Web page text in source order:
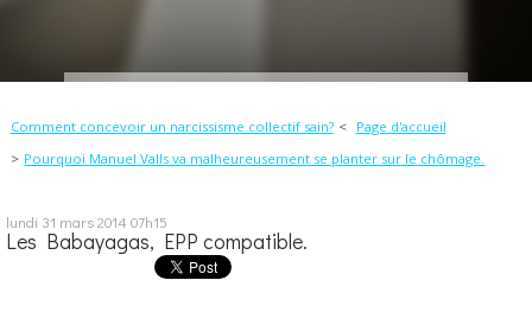
Comment concevoir un narcissisme collectif sain?
Page d'accueil
Pourquoi Manuel Valls va malheureusement se planter sur le chômage.
lundi 31 mars 2014 07h15
Les Babayagas, EPP compatible.